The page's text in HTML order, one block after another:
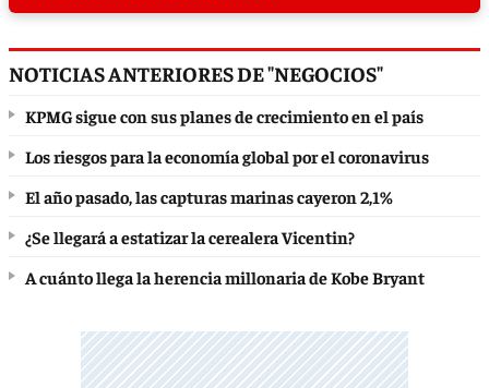
NOTICIAS ANTERIORES DE "NEGOCIOS"
KPMG sigue con sus planes de crecimiento en el país
Los riesgos para la economía global por el coronavirus
El año pasado, las capturas marinas cayeron 2,1%
¿Se llegará a estatizar la cerealera Vicentin?
A cuánto llega la herencia millonaria de Kobe Bryant